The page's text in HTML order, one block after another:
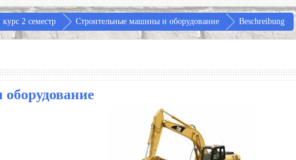
курс 2 семестр Строительные машины и оборудование Beschreibung